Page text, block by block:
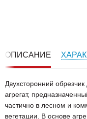
ОПИСАНИЕ
Двухсторонний
агрегат,
частично в лесном и
вегетации. В основе